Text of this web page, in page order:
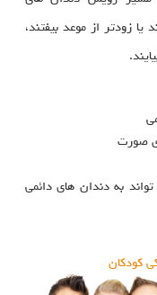
زودتر از موعد بیفتند،
صورت
به دندان‌ های دائمی
کودکان